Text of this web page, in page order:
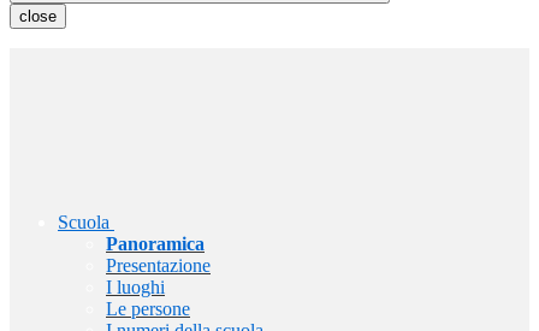
close
Scuola
Panoramica
Presentazione
I luoghi
Le persone